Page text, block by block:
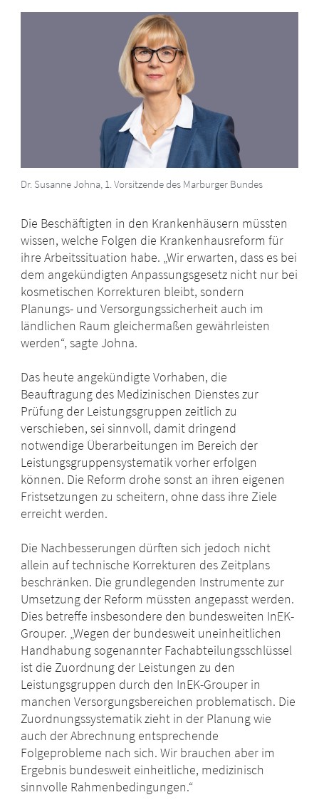
Dr. Susanne Johna, 1. Vorsitzende des Marburger Bundes
Die Beschäftigten in den Krankenhäusern müssten
wissen, welche Folgen die Krankenhausreform für
ihre Arbeitssituation habe. „Wir erwarten, dass es bei
dem angekündigten Anpassungsgesetz nicht nur bei
kosmetischen Korrekturen bleibt, sondern
Planungs- und Versorgungssicherheit auch im
ländlichen Raum gleichermaßen gewährleisten
werden“, sagte Johna.
Das heute angekündigte Vorhaben, die
Beauftragung des Medizinischen Dienstes zur
Prüfung der Leistungsgruppen zeitlich zu
verschieben, sei sinnvoll, damit dringend
notwendige Überarbeitungen im Bereich der
Leistungsgruppensystematik vorher erfolgen
können. Die Reform drohe sonst an ihren eigenen
Fristsetzungen zu scheitern, ohne dass ihre Ziele
erreicht werden.
Die Nachbesserungen dürften sich jedoch nicht
allein auf technische Korrekturen des Zeitplans
beschränken. Die grundlegenden Instrumente zur
Umsetzung der Reform müssten angepasst werden.
Dies betreffe insbesondere den bundesweiten InEK-
Grouper. „Wegen der bundesweit uneinheitlichen
Handhabung sogenannter Fachabteilungsschlüssel
ist die Zuordnung der Leistungen zu den
Leistungsgruppen durch den InEK-Grouper in
manchen Versorgungsbereichen problematisch. Die
Zuordnungssystematik zieht in der Planung wie
auch der Abrechnung entsprechende
Folgeprobleme nach sich. Wir brauchen aber im
Ergebnis bundesweit einheitliche, medizinisch
sinnvolle Rahmenbedingungen.“